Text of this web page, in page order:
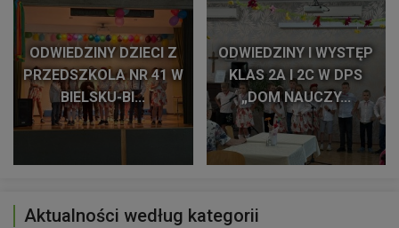
ODWIEDZINY DZIECI Z
PRZEDSZKOLA NR 41 W
BIELSKU-BI...
ODWIEDZINY I WYSTĘP
KLAS 2A I 2C W DPS
„DOM NAUCZY...
Aktualności według kategorii